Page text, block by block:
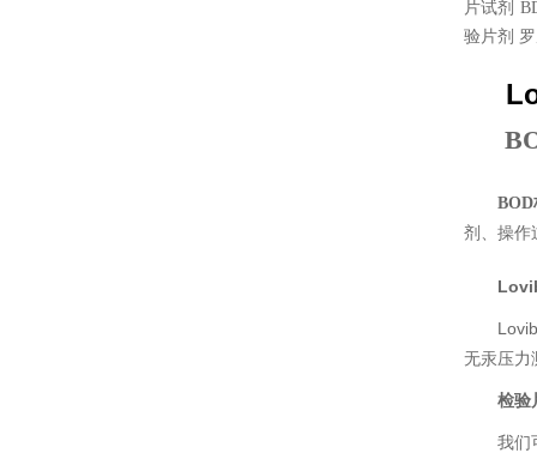
BOD
剂、操作
无汞压力
检验
我们